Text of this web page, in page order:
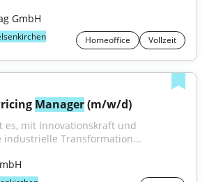
GmbH
Homeoffice Vollzeit
Manager (m/w/d)
es, mit Innovationskraft und
industrielle Transformation...